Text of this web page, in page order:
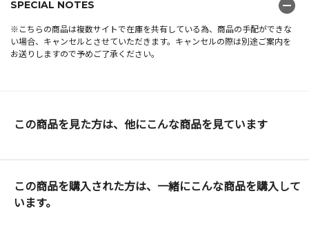
SPECIAL NOTES
※こちらの商品は複数サイトで在庫を共有している為、商品の手配ができな
い場合、キャンセルとさせていただきます。キャンセルの際は別途ご案内を
お送りしますので予めご了承ください。
この商品を見た方は、他にこんな商品を見ています
この商品を購入された方は、一緒にこんな商品を購入して
います。